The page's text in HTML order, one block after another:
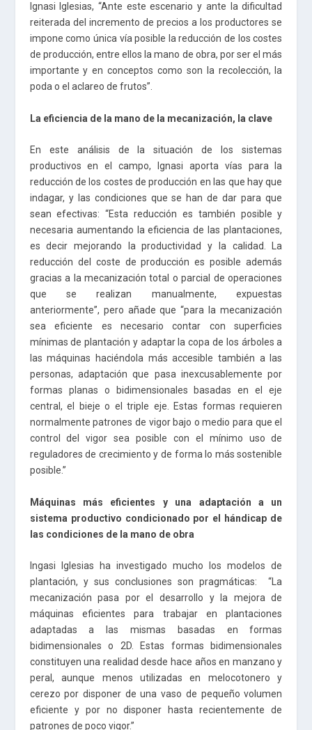
Ignasi Iglesias, “Ante este escenario y ante la dificultad
reiterada del incremento de precios a los productores se
impone como única vía posible la reducción de los costes
de producción, entre ellos la mano de obra, por ser el más
importante y en conceptos como son la recolección, la
poda o el aclareo de frutos”.
La eficiencia de la mano de la mecanización, la clave
En este análisis de la situación de los sistemas
productivos en el campo, Ignasi aporta vías para la
reducción de los costes de producción en las que hay que
indagar, y las condiciones que se han de dar para que
sean efectivas: “Esta reducción es también posible y
necesaria aumentando la eficiencia de las plantaciones,
es decir mejorando la productividad y la calidad. La
reducción del coste de producción es posible además
gracias a la mecanización total o parcial de operaciones
que se realizan manualmente, expuestas
anteriormente”, pero añade que “para la mecanización
sea eficiente es necesario contar con superficies
mínimas de plantación y adaptar la copa de los árboles a
las máquinas haciéndola más accesible también a las
personas, adaptación que pasa inexcusablemente por
formas planas o bidimensionales basadas en el eje
central, el bieje o el triple eje. Estas formas requieren
normalmente patrones de vigor bajo o medio para que el
control del vigor sea posible con el mínimo uso de
reguladores de crecimiento y de forma lo más sostenible
posible.”
Máquinas más eficientes y una adaptación a un
sistema productivo condicionado por el hándicap de
las condiciones de la mano de obra
Ingasi Iglesias ha investigado mucho los modelos de
plantación, y sus conclusiones son pragmáticas: “La
mecanización pasa por el desarrollo y la mejora de
máquinas eficientes para trabajar en plantaciones
adaptadas a las mismas basadas en formas
bidimensionales o 2D. Estas formas bidimensionales
constituyen una realidad desde hace años en manzano y
peral, aunque menos utilizadas en melocotonero y
cerezo por disponer de una vaso de pequeño volumen
eficiente y por no disponer hasta recientemente de
patrones de poco vigor.”